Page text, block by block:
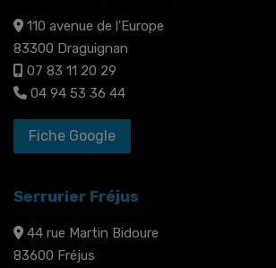
110 avenue de l'Europe
83300 Draguignan
07 83 11 20 29
04 94 53 36 44
Fiche Google
Serrurier Fréjus
44 rue Martin Bidoure
83600 Fréjus